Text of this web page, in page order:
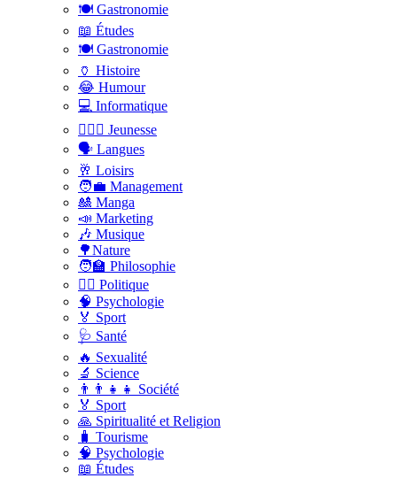
🍽️ Gastronomie
📖 Études
🍽️ Gastronomie
🏺 Histoire
😂 Humour
💻 Informatique
🤸🏽‍♀️ Jeunesse
🗣 Langues
🥂 Loisirs
🧑‍💼 Management
🎎 Manga
📣 Marketing
🎶 Musique
🌳Nature
🧑‍🏫 Philosophie
👨‍⚖️ Politique
🧠 Psychologie
🏅 Sport
🩺 Santé
🔥 Sexualité
🔬 Science
👨‍👨‍👧‍👧 Société
🏅 Sport
🙏 Spiritualité et Religion
🧳 Tourisme
🧠 Psychologie
📖 Études